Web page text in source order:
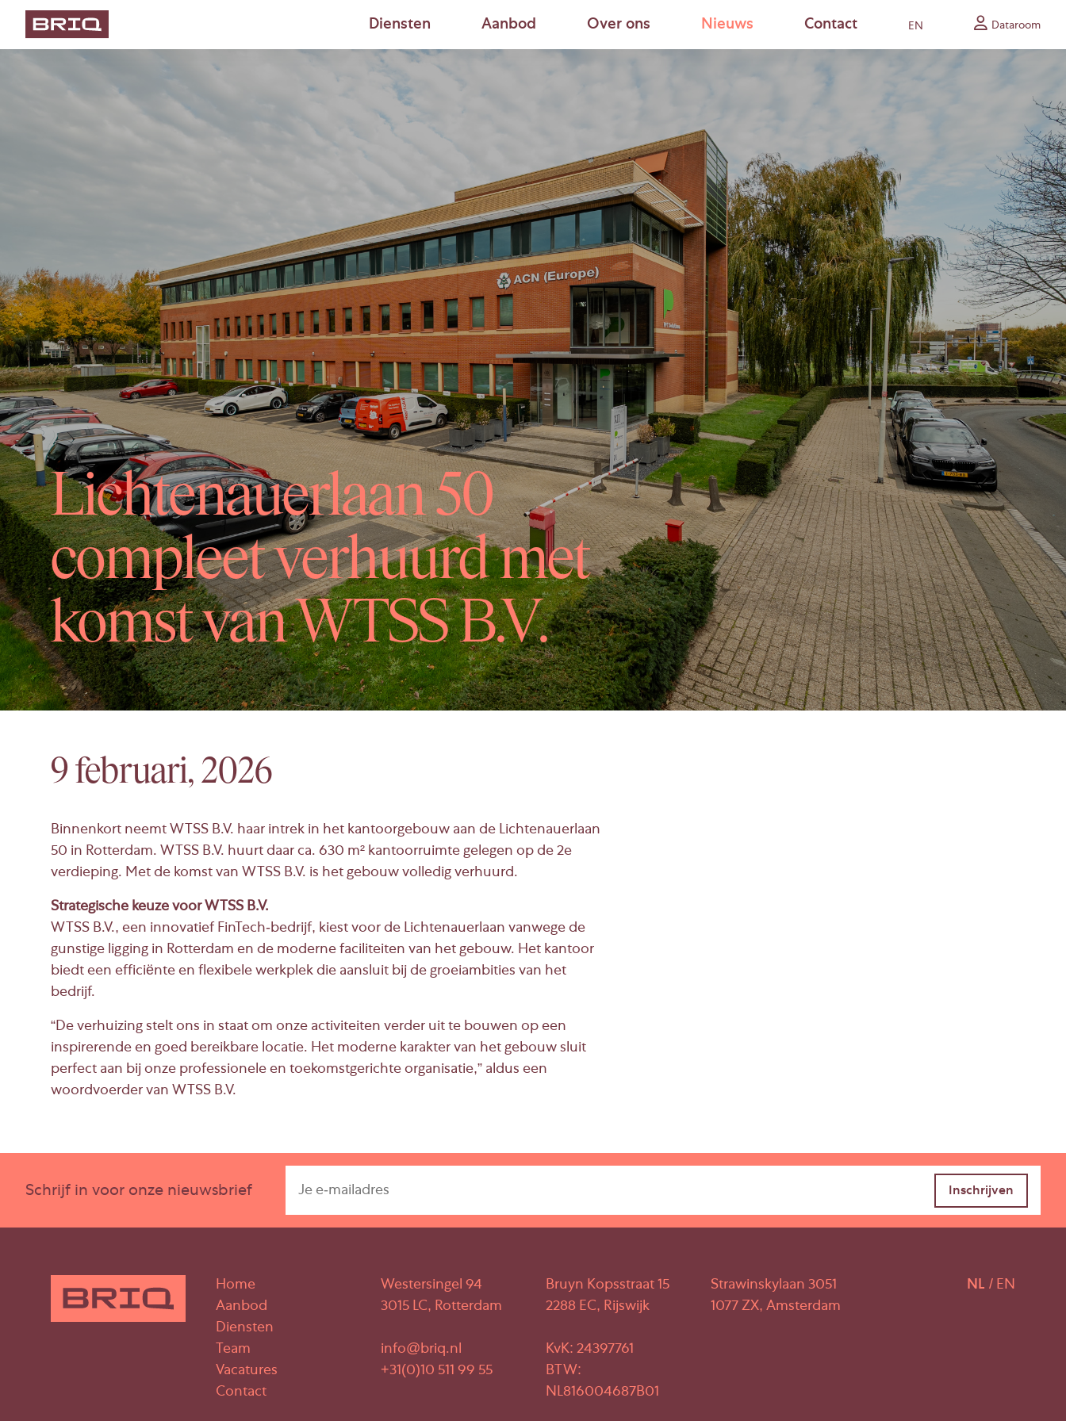
Diensten Aanbod Over ons Nieuws Contact EN Dataroom
Lichtenauerlaan 50
compleet verhuurd met
komst van WTSS B.V.
9 februari, 2026
Binnenkort neemt WTSS B.V. haar intrek in het kantoorgebouw aan de Lichtenauerlaan
50 in Rotterdam. WTSS B.V. huurt daar ca. 630 m² kantoorruimte gelegen op de 2e
verdieping. Met de komst van WTSS B.V. is het gebouw volledig verhuurd.
Strategische keuze voor WTSS B.V.
WTSS B.V., een innovatief FinTech-bedrijf, kiest voor de Lichtenauerlaan vanwege de
gunstige ligging in Rotterdam en de moderne faciliteiten van het gebouw. Het kantoor
biedt een efficiënte en flexibele werkplek die aansluit bij de groeiambities van het
bedrijf.
“De verhuizing stelt ons in staat om onze activiteiten verder uit te bouwen op een
inspirerende en goed bereikbare locatie. Het moderne karakter van het gebouw sluit
perfect aan bij onze professionele en toekomstgerichte organisatie,” aldus een
woordvoerder van WTSS B.V.
Schrijf in voor onze nieuwsbrief
Home
Aanbod
Diensten
Team
Vacatures
Contact
Westersingel 94
3015 LC, Rotterdam
info@briq.nl
+31(0)10 511 99 55
Bruyn Kopsstraat 15
2288 EC, Rijswijk
KvK: 24397761
BTW:
NL816004687B01
Strawinskylaan 3051
1077 ZX, Amsterdam
NL EN